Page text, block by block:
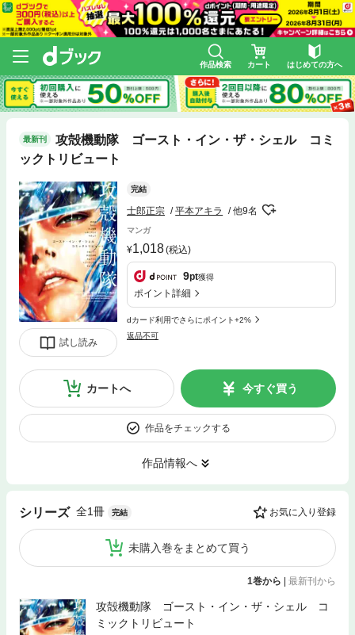
作品検索 カート はじめての方へ
最新刊
攻殻機動隊 ゴースト・イン・ザ・シェル コミ
ックトリビュート
試し読み
完結
士郎正宗 平本アキラ 他9名
マンガ
1,018(税込)
9pt獲得
ポイント詳細
dカード利用でさらにポイント+2%
返品不可
カートへ 今すぐ買う
作品をチェックする
作品情報へ
シリーズ 全1冊 完結 お気に入り登録
未購入巻をまとめて買う
1巻から | 最新刊から
攻殻機動隊 ゴースト・イン・ザ・シェル コ
ミックトリビュート